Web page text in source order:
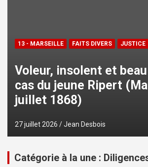
13 - MARSEILLE FAITS DIVERS JUSTICE
Voleur, insolent et
cas du jeune Ripert
juillet 1868)
27 juillet 2026 Jean Desbois
Catégorie à la une :